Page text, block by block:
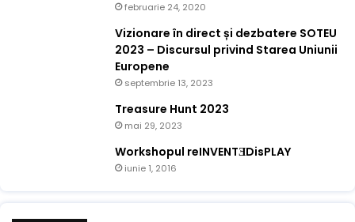
februarie 24, 2020
Vizionare în direct și dezbatere SOTEU
2023 – Discursul privind Starea Uniunii
Europene
septembrie 13, 2023
Treasure Hunt 2023
mai 29, 2023
Workshopul reINVENTƎDisPLAY
iunie 1, 2016